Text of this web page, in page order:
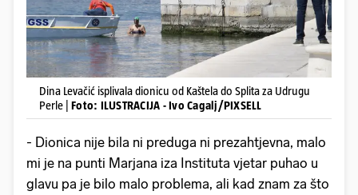
Dina Levačić isplivala dionicu od Kaštela do Splita za Udrugu
Perle | Foto: ILUSTRACIJA - Ivo Cagalj/PIXSELL
- Dionica nije bila ni preduga ni prezahtjevna, malo
mi je na punti Marjana iza Instituta vjetar puhao u
glavu pa je bilo malo problema, ali kad znam za što